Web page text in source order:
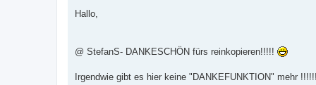
i
Hallo,
@ StefanS- DANKESCHÖN fürs reinkopieren!!!!!
Irgendwie gibt es hier keine "DANKEFUNKTION" mehr